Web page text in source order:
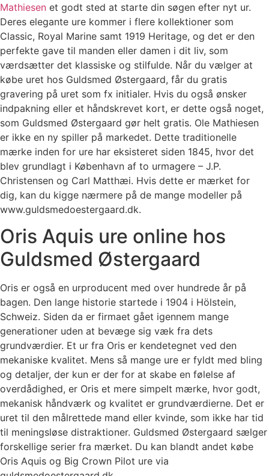
Mathiesen et godt sted at starte din søgen efter nyt ur.
Deres elegante ure kommer i flere kollektioner som
Classic, Royal Marine samt 1919 Heritage, og det er den
perfekte gave til manden eller damen i dit liv, som
værdsætter det klassiske og stilfulde. Når du vælger at
købe uret hos Guldsmed Østergaard, får du gratis
gravering på uret som fx initialer. Hvis du også ønsker
indpakning eller et håndskrevet kort, er dette også noget,
som Guldsmed Østergaard gør helt gratis. Ole Mathiesen
er ikke en ny spiller på markedet. Dette traditionelle
mærke inden for ure har eksisteret siden 1845, hvor det
blev grundlagt i København af to urmagere – J.P.
Christensen og Carl Matthæi. Hvis dette er mærket for
dig, kan du kigge nærmere på de mange modeller på
www.guldsmedoestergaard.dk.
Oris Aquis ure online hos
Guldsmed Østergaard
Oris er også en urproducent med over hundrede år på
bagen. Den lange historie startede i 1904 i Hölstein,
Schweiz. Siden da er firmaet gået igennem mange
generationer uden at bevæge sig væk fra dets
grundværdier. Et ur fra Oris er kendetegnet ved den
mekaniske kvalitet. Mens så mange ure er fyldt med bling
og detaljer, der kun er der for at skabe en følelse af
overdådighed, er Oris et mere simpelt mærke, hvor godt,
mekanisk håndværk og kvalitet er grundværdierne. Det er
uret til den målrettede mand eller kvinde, som ikke har tid
til meningsløse distraktioner. Guldsmed Østergaard sælger
forskellige serier fra mærket. Du kan blandt andet købe
Oris Aquis og Big Crown Pilot ure via